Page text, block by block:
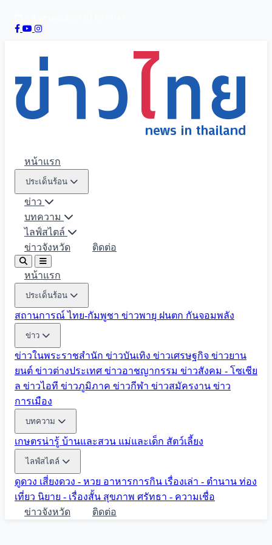
หน้าแรก
ประเด็นร้อน
ข่าว
บทความ
ไลฟ์สไตล์
ข่าวจังหวัด
ติดต่อ
หน้าแรก
ประเด็นร้อน
สถานการณ์ ไทย-กัมพูชา ข่าวพายุ ฝนตก กันจอมพลัง
ข่าว
ข่าวในพระราชสำนัก ข่าวบันเทิง ข่าวเศรษฐกิจ ข่าวยาน
ยนต์ ข่าวต่างประเทศ ข่าวอาชญากรรม ข่าวสังคม - โซเชีย
ล ข่าวไอที ข่าวภูมิภาค ข่าวกีฬา ข่าวสมัครงาน ข่าว
การเมือง
บทความ
เกษตรน่ารู้ บ้านและสวน แม่และเด็ก สัตว์เลี้ยง
ไลฟ์สไตล์
ดูดวง เสี่ยงดวง - หวย อาหารการกิน เรื่องเล่า - ตำนาน ท่อง
เที่ยว นิยาย - เรื่องสั้น สุขภาพ ศรัทธา - ความเชื่อ
ข่าวจังหวัด
ติดต่อ